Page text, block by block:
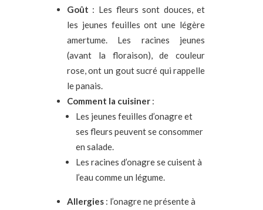
Goût : Les fleurs sont douces, et
les jeunes feuilles ont une légère
amertume. Les racines jeunes
(avant la floraison), de couleur
rose, ont un gout sucré qui rappelle
le panais.
Comment la cuisiner:
Les jeunes feuilles d’onagre et
ses fleurs peuvent se consommer
en salade.
Les racines d’onagre se cuisent à
l’eau comme un légume.
Allergies: l’onagre ne présente à